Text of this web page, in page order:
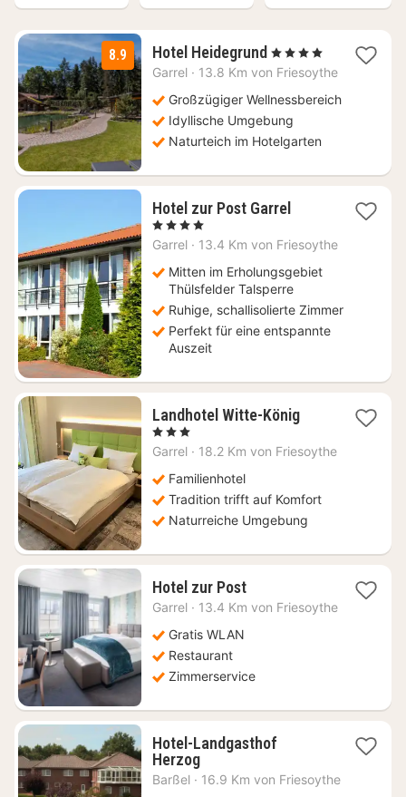
8.9 Hotel Heidegrund 1
Nacht
129
€
, 4 Sterne
Garrel · 13.8 Km von Friesoythe
Großzügiger Wellnessbereich
Idyllische Umgebung
Naturteich im Hotelgarten
Hotel zur Post Garrel1
ab
120
€
, 4 Sterne
Garrel · 13.4 Km von Friesoythe
Mitten im Erholungsgebiet
Thülsfelder Talsperre
Ruhige, schallisolierte Zimmer
Perfekt für eine entspannte
Auszeit
Landhotel Witte-König1
ab
150,10
, 3 Sterne
Garrel · 18.2 Km von Friesoythe
Familienhotel
Tradition trifft auf Komfort
Naturreiche Umgebung
Hotel zur Post1
Nacht
Garrel · 13.4 Km von Friesoythe
Gratis WLAN
Restaurant
Zimmerservice
Hotel-Landgasthof
Herzog1
Nacht
Barßel · 16.9 Km von Friesoythe